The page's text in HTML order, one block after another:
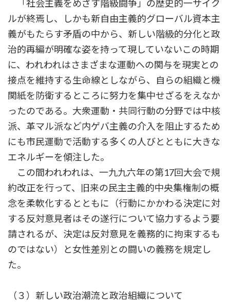
「社会主義をめざす階級闘争」の歴史的一サイク
ルが終焉し、しかも新自由主義的グローバル資本主
義がもたらす矛盾の中から、新しい階級的分化と政
治的再編が明確な姿を持って現していないこの時期
に、われわれはさまざまな運動への関与を現実との
接点を維持する生命線としながら、自らの組織と機
関紙を防衛するところに努力を集中せざるをえなか
ったのである。大衆運動・共同行動の分野では中核
派、革マル派など内ゲバ主義の介入を阻止するため
にも市民運動で活動する多くの人びとともに大きな
エネルギーを傾注した。
この間われわれは、一九九六年の第17回大会で規
約改正を行って、旧来の民主主義的中央集権制の概
念を柔軟化するとともに（行動にかかわる決定に対
する反対意見者はその遂行について協力するよう要
請されるが、決定は反対意見を義務的に拘束するも
のではない）と女性差別との闘いの義務を規定し
た。
（３）新しい政治潮流と政治組織について